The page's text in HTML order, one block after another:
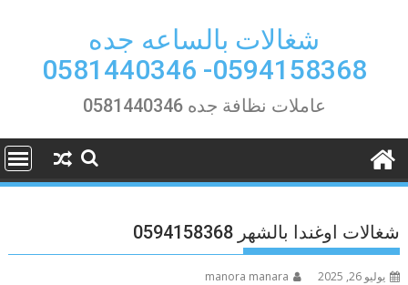
شغالات بالساعه جده
0594158368- 0581440346
عاملات نظافة جده 0581440346
شغالات اوغندا بالشهر 0594158368
يوليو 26, 2025 manora manara